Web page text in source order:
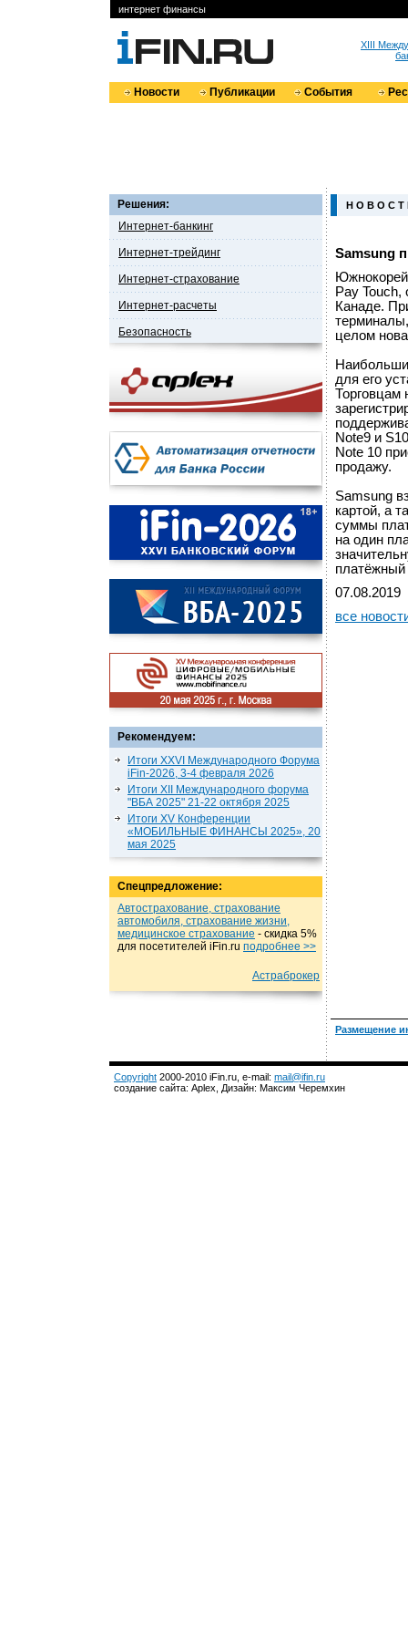
интернет финансы
XIII
Новости Публикации События
Решения:
Интернет-банкинг
Интернет-трейдинг
Интернет-страхование
Интернет-расчеты
Безопасность
Рекомендуем:
Итоги XXVI Международного Форума
iFin-2026, 3-4 февраля 2026
Итоги XII Международного форума
"ВБА 2025" 21-22 октября 2025
Итоги XV Конференции
«МОБИЛЬНЫЕ ФИНАНСЫ 2025», 20
мая 2025
Спецпредложение:
Автострахование, страхование
автомобиля, страхование жизни,
медицинское страхование - cкидка 5%
для посетителей iFin.ru подробнеe >>
Астраброкер
Н О В О С Т
Samsung
Pay Touch,
Канаде.
целом
для его
Торговцам
Note9 и
Note 10
продажу.
Samsung
картой, а
суммы
на один
07.08.2019
все
Размещение
Copyright 2000-2010 iFin.ru, e-mail: mail@ifin.ru
создание сайта: Aplex, Дизайн: Максим Черемхин